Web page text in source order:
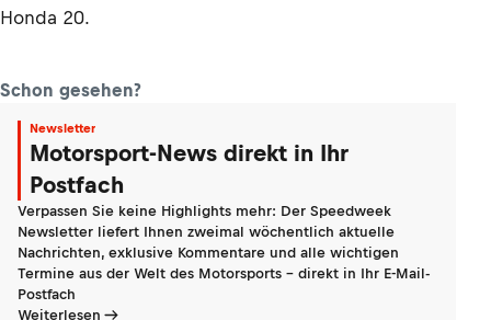
Honda 20.
Schon gesehen?
Newsletter
Motorsport-News direkt in Ihr
Postfach
Verpassen Sie keine Highlights mehr: Der Speedweek
Newsletter liefert Ihnen zweimal wöchentlich aktuelle
Nachrichten, exklusive Kommentare und alle wichtigen
Termine aus der Welt des Motorsports - direkt in Ihr E-Mail-
Postfach
Weiterlesen